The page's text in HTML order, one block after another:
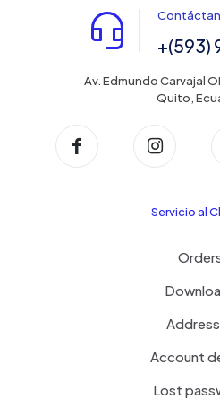
+(593)
Av. Edmundo Carvajal
Quito,
Servicio al
Account
Lost